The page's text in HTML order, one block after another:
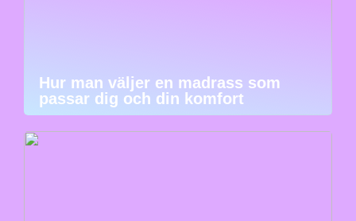
Hur man väljer en madrass som
passar dig och din komfort